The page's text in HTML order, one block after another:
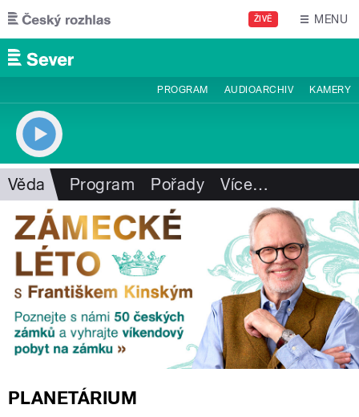
Přejít k hlavnímu obsahu
ŽIVĚ MENU
PROGRAM AUDIOARCHIV KAMERY
Věda Program Pořady Více…
PLANETÁRIUM